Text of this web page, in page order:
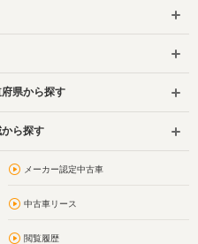
県から探す
ら探す
メーカー認定中古車
中古車リース
閲覧履歴